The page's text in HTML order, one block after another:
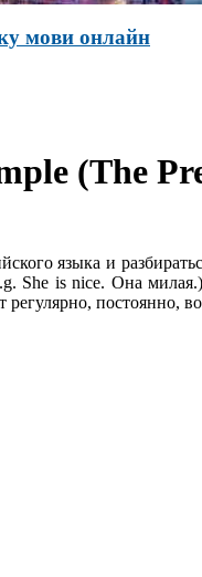
мови онлайн
(The
языка и
She is nice. Она
регулярно, постоянно,